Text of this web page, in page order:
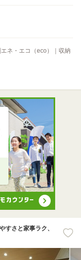
ネ・エコ（eco）｜収納
すさと家事ラク、